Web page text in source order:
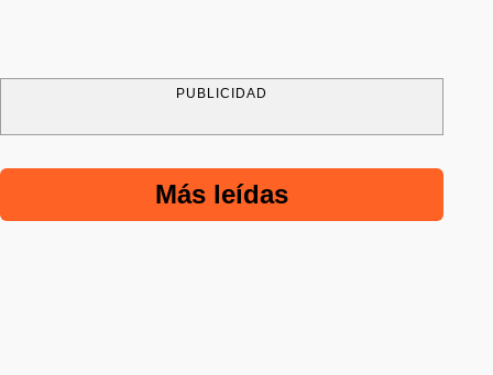
PUBLICIDAD
Más leídas